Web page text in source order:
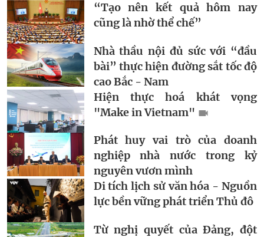
“Tạo nên kết quả hôm nay
cũng là nhờ thể chế”
Nhà thầu nội đủ sức với “đầu
bài” thực hiện đường sắt tốc độ
cao Bắc - Nam
Hiện thực hoá khát vọng
"Make in Vietnam"
Phát huy vai trò của doanh
nghiệp nhà nước trong kỷ
nguyên vươn mình
Di tích lịch sử văn hóa - Nguồn
lực bền vững phát triển Thủ đô
Từ nghị quyết của Đảng, đột